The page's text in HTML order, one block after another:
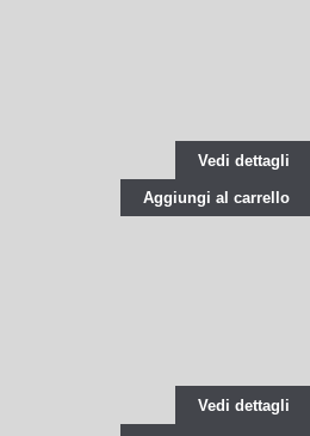
Vedi dettagli
Aggiungi al carrello
Vedi dettagli